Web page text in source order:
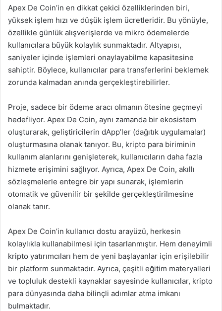
Apex De Coin’in en dikkat çekici özelliklerinden biri,
yüksek işlem hızı ve düşük işlem ücretleridir. Bu yönüyle,
özellikle günlük alışverişlerde ve mikro ödemelerde
kullanıcılara büyük kolaylık sunmaktadır. Altyapısı,
saniyeler içinde işlemleri onaylayabilme kapasitesine
sahiptir. Böylece, kullanıcılar para transferlerini beklemek
zorunda kalmadan anında gerçekleştirebilirler.
Proje, sadece bir ödeme aracı olmanın ötesine geçmeyi
hedefliyor. Apex De Coin, aynı zamanda bir ekosistem
oluşturarak, geliştiricilerin dApp’ler (dağıtık uygulamalar)
oluşturmasına olanak tanıyor. Bu, kripto para biriminin
kullanım alanlarını genişleterek, kullanıcıların daha fazla
hizmete erişimini sağlıyor. Ayrıca, Apex De Coin, akıllı
sözleşmelerle entegre bir yapı sunarak, işlemlerin
otomatik ve güvenilir bir şekilde gerçekleştirilmesine
olanak tanır.
Apex De Coin’in kullanıcı dostu arayüzü, herkesin
kolaylıkla kullanabilmesi için tasarlanmıştır. Hem deneyimli
kripto yatırımcıları hem de yeni başlayanlar için erişilebilir
bir platform sunmaktadır. Ayrıca, çeşitli eğitim materyalleri
ve topluluk destekli kaynaklar sayesinde kullanıcılar, kripto
para dünyasında daha bilinçli adımlar atma imkanı
bulmaktadır.